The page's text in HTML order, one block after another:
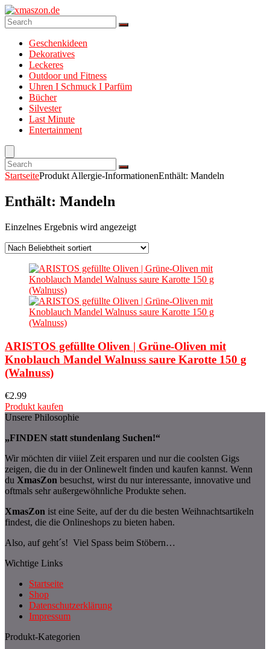
Geschenkideen
Dekoratives
Leckeres
Outdoor und Fitness
Uhren I Schmuck I Parfüm
Bücher
Silvester
Last Minute
Entertainment
StartseiteProdukt Allergie-InformationenEnthält: Mandeln
Enthält: Mandeln
Einzelnes Ergebnis wird angezeigt
ARISTOS gefüllte Oliven | Grüne-Oliven mit
Knoblauch Mandel Walnuss saure Karotte 150 g
(Walnuss)
€2.99
Produkt kaufen
Unsere Philosophie
„FINDEN statt stundenlang Suchen!“
Wir möchten dir viiiel Zeit ersparen und nur die coolsten Gigs
zeigen, die du in der Onlinewelt finden und kaufen kannst. Wenn
du XmasZon besuchst, wirst du nur interessante, innovative und
oftmals sehr außergewöhnliche Produkte sehen.
XmasZon ist eine Seite, auf der du die besten Weihnachtsartikeln
findest, die die Onlineshops zu bieten haben.
Also, auf geht´s! Viel Spass beim Stöbern…
Wichtige Links
Startseite
Shop
Datenschutzerklärung
Impressum
Produkt-Kategorien